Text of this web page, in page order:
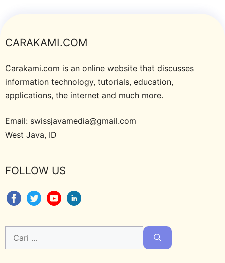
CARAKAMI.COM
Carakami.com is an online website that discusses
information technology, tutorials, education,
applications, the internet and much more.
Email: swissjavamedia@gmail.com
West Java, ID
FOLLOW US
Cari